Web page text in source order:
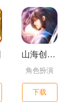
山海创世录一剑天逆
角色扮演
下载